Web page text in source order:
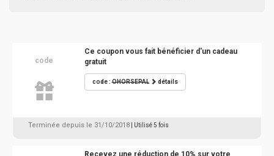
code
Ce coupon vous fait bénéficier d'un cadeau
gratuit
code :OHORSEPAL détails
Terminée depuis le 31/10/2018 | Utilisé 5 fois
Recevez une réduction de 10% sur votre